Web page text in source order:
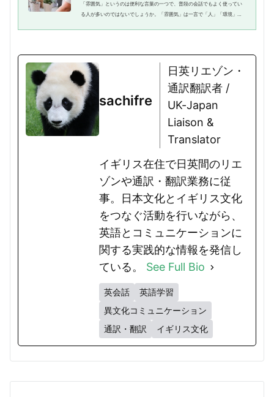
「雰囲気」というのは便利な言葉の一つで、普段の会話でもよく使ってい
る人が多いのではないでしょうか。「雰囲気」は一言で「人」「環境」
sachifre
日英リエゾン・
通訳翻訳者 /
UK-Japan
Liaison &
Translator
イギリス在住で日英間のリエ
ゾンや通訳・翻訳業務に従
事。日本文化とイギリス文化
をつなぐ活動を行いながら、
英語とコミュニケーションに
関する実践的な情報を発信し
ている。 See Full Bio
英会話
英語学習
異文化コミュニケーション
通訳・翻訳
イギリス文化